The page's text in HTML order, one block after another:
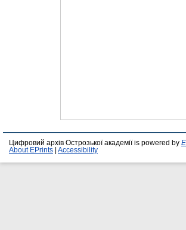
Цифровий архів Острозької академії is powered by
About EPrints
Accessibility